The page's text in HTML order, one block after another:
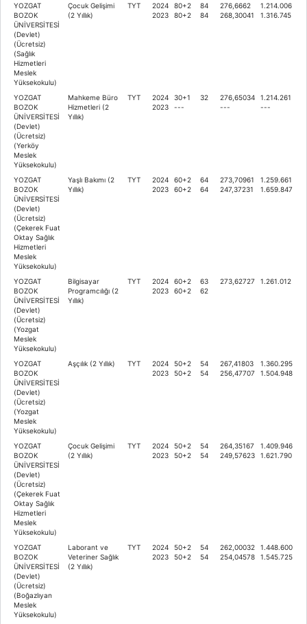
YOZGAT
BOZOK
ÜNİVERSİTESİ
(Devlet)
(Ücretsiz)
(Sağlık
Hizmetleri
Meslek
Yüksekokulu)
Çocuk Gelişimi
(2 Yıllık)
TYT
2024
2023
80+2
80+2
84
84
276,6662
268,30041
1.214.006
1.316.745
YOZGAT
BOZOK
ÜNİVERSİTESİ
(Devlet)
(Ücretsiz)
(Yerköy
Meslek
Yüksekokulu)
Mahkeme Büro
Hizmetleri (2
Yıllık)
TYT
2024
2023
30+1
---
32
276,65034
---
1.214.261
---
YOZGAT
BOZOK
ÜNİVERSİTESİ
(Devlet)
(Ücretsiz)
(Çekerek Fuat
Oktay Sağlık
Hizmetleri
Meslek
Yüksekokulu)
Yaşlı Bakımı (2
Yıllık)
TYT
2024
2023
60+2
60+2
64
64
273,70961
247,37231
1.259.661
1.659.847
YOZGAT
BOZOK
ÜNİVERSİTESİ
(Devlet)
(Ücretsiz)
(Yozgat
Meslek
Yüksekokulu)
Bilgisayar
Programcılığı (2
Yıllık)
TYT
2024
2023
60+2
60+2
63
62
273,62727 1.261.012
YOZGAT
BOZOK
ÜNİVERSİTESİ
(Devlet)
(Ücretsiz)
(Yozgat
Meslek
Yüksekokulu)
Aşçılık (2 Yıllık) TYT
2024
2023
50+2
50+2
54
54
267,41803
256,47707
1.360.295
1.504.948
YOZGAT
BOZOK
ÜNİVERSİTESİ
(Devlet)
(Ücretsiz)
(Çekerek Fuat
Oktay Sağlık
Hizmetleri
Meslek
Yüksekokulu)
Çocuk Gelişimi
(2 Yıllık)
TYT
2024
2023
50+2
50+2
54
54
264,35167
249,57623
1.409.946
1.621.790
YOZGAT
BOZOK
ÜNİVERSİTESİ
(Devlet)
(Ücretsiz)
(Boğazlıyan
Meslek
Yüksekokulu)
Laborant ve
Veteriner Sağlık
(2 Yıllık)
TYT
2024
2023
50+2
50+2
54
54
262,00032
254,04578
1.448.600
1.545.725